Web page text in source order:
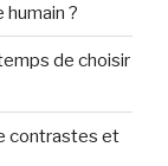
humain ?
de choisir
contrastes et